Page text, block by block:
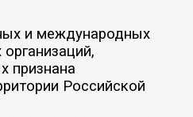
и международных
признана
Российской